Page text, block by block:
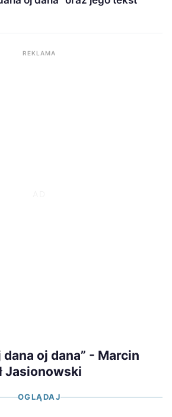
REKLAMA
dana oj dana” - Marcin
Jasionowski
OGLĄDAJ